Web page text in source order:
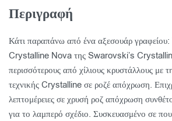
Περιγραφή
Κάτι παραπάνω από ένα αξεσουάρ γραφείου:
Crystalline Nova της Swarovski’s
περισσότερους από χίλιους κρυστάλλους με
τεχνικής Crystalline σε ροζέ απόχρωση.
λεπτομέρειες σε χρυσή ροζ απόχρωση
για το λαμπερό σχέδιο. Συσκευασμένο σε